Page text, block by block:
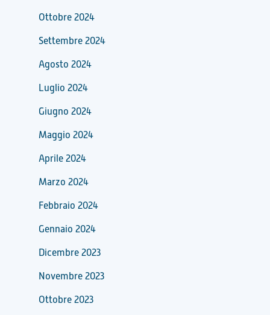
Ottobre 2024
Settembre 2024
Agosto 2024
Luglio 2024
Giugno 2024
Maggio 2024
Aprile 2024
Marzo 2024
Febbraio 2024
Gennaio 2024
Dicembre 2023
Novembre 2023
Ottobre 2023